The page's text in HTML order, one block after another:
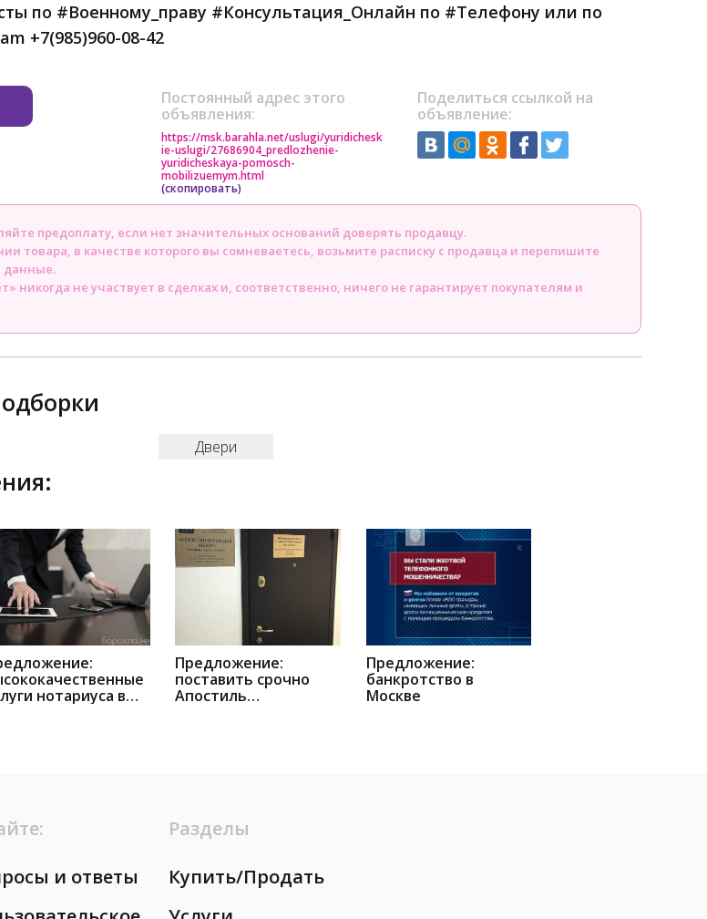
по #Военному_праву #Консультация_Онлайн по #Телефону или по
+7(985)960-08-42
Постоянный адрес этого
объявления:
https://msk.barahla.net/uslugi/yuridichesk
ie-uslugi/27686904_predlozhenie-
yuridicheskaya-pomosch-
mobilizuemym.html
(скопировать)
Поделиться ссылкой на
объявление:
предоплату, если нет значительных оснований доверять продавцу.
товара, в качестве которого вы сомневаетесь, возьмите расписку с продавца и перепишите
данные.
никогда не участвует в сделках и, соответственно, ничего не гарантирует покупателям и
Двери
нотариуса в
Предложение:
поставить срочно
Апостиль
Предложение:
банкротство в
Москве
и ответы
Разделы
Купить/Продать